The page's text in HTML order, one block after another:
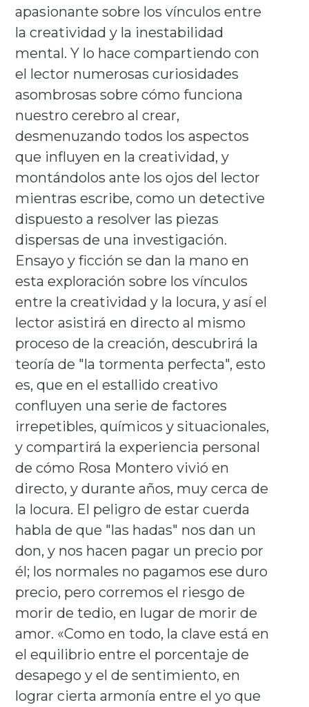
apasionante sobre los vínculos entre
la creatividad y la inestabilidad
mental. Y lo hace compartiendo con
el lector numerosas curiosidades
asombrosas sobre cómo funciona
nuestro cerebro al crear,
desmenuzando todos los aspectos
que influyen en la creatividad, y
montándolos ante los ojos del lector
mientras escribe, como un detective
dispuesto a resolver las piezas
dispersas de una investigación.
Ensayo y ficción se dan la mano en
esta exploración sobre los vínculos
entre la creatividad y la locura, y así el
lector asistirá en directo al mismo
proceso de la creación, descubrirá la
teoría de "la tormenta perfecta", esto
es, que en el estallido creativo
confluyen una serie de factores
irrepetibles, químicos y situacionales,
y compartirá la experiencia personal
de cómo Rosa Montero vivió en
directo, y durante años, muy cerca de
la locura. El peligro de estar cuerda
habla de que "las hadas" nos dan un
don, y nos hacen pagar un precio por
él; los normales no pagamos ese duro
precio, pero corremos el riesgo de
morir de tedio, en lugar de morir de
amor. «Como en todo, la clave está en
el equilibrio entre el porcentaje de
desapego y el de sentimiento, en
lograr cierta armonía entre el yo que